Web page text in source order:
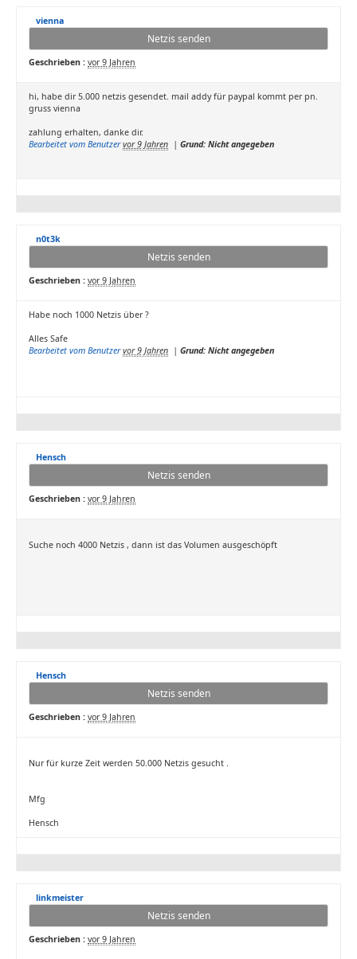
vienna
Netzis senden
Geschrieben : vor 9 Jahren
hi, habe dir 5.000 netzis gesendet. mail addy für paypal kommt per pn.
gruss vienna
zahlung erhalten, danke dir.
Bearbeitet vom Benutzer vor 9 Jahren | Grund: Nicht angegeben
n0t3k
Netzis senden
Geschrieben : vor 9 Jahren
Habe noch 1000 Netzis über ?
Alles Safe
Bearbeitet vom Benutzer vor 9 Jahren | Grund: Nicht angegeben
Hensch
Netzis senden
Geschrieben : vor 9 Jahren
Suche noch 4000 Netzis , dann ist das Volumen ausgeschöpft
Hensch
Netzis senden
Geschrieben : vor 9 Jahren
Nur für kurze Zeit werden 50.000 Netzis gesucht .
Mfg
Hensch
linkmeister
Netzis senden
Geschrieben : vor 9 Jahren